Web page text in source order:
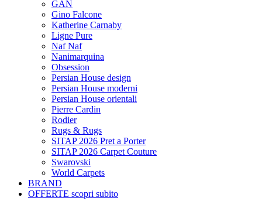
GAN
Gino Falcone
Katherine Carnaby
Ligne Pure
Naf Naf
Nanimarquina
Obsession
Persian House design
Persian House moderni
Persian House orientali
Pierre Cardin
Rodier
Rugs & Rugs
SITAP 2026 Pret a Porter
SITAP 2026 Carpet Couture
Swarovski
World Carpets
BRAND
OFFERTE scopri subito